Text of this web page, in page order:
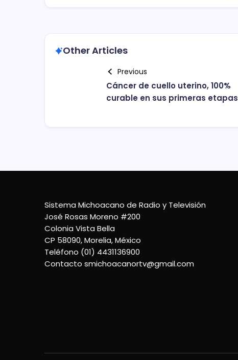
Other Articles
Previous
Cáncer de cuello uterino, 100%
curable en sus primeras etapas
Sistema Michoacano de Radio y Televisión
José Rosas Moreno #200
Colonia Vista Bella
CP 58090, Morelia, México
Teléfono (01) 4431136900
Contacto smichoacanortv@gmail.com